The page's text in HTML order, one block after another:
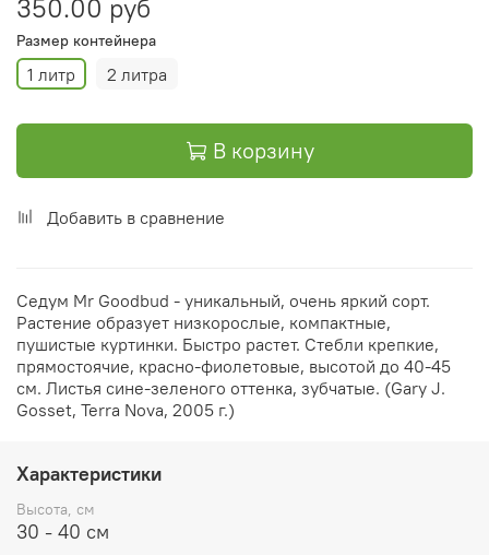
350.00 руб
Размер контейнера
1 литр 2 литра
В корзину
Добавить в сравнение
Седум Mr Goodbud - уникальный, очень яркий сорт.
Растение образует низкорослые, компактные,
пушистые куртинки. Быстро растет. Стебли крепкие,
прямостоячие, красно-фиолетовые, высотой до 40-45
см. Листья сине-зеленого оттенка, зубчатые. (Gary J.
Gosset, Terra Nova, 2005 г.)
Характеристики
Высота, см
30 - 40 см